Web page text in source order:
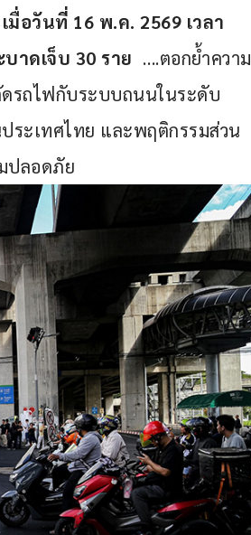
อวันที่ 16 พ.ค. 2569 เวลา
าดเจ็บ 30 ราย ….ตอกย้ำความ
ดรถไฟกับระบบถนนในระดับ
ระเทศไทย และพฤติกรรมส่วน
ปลอดภัย